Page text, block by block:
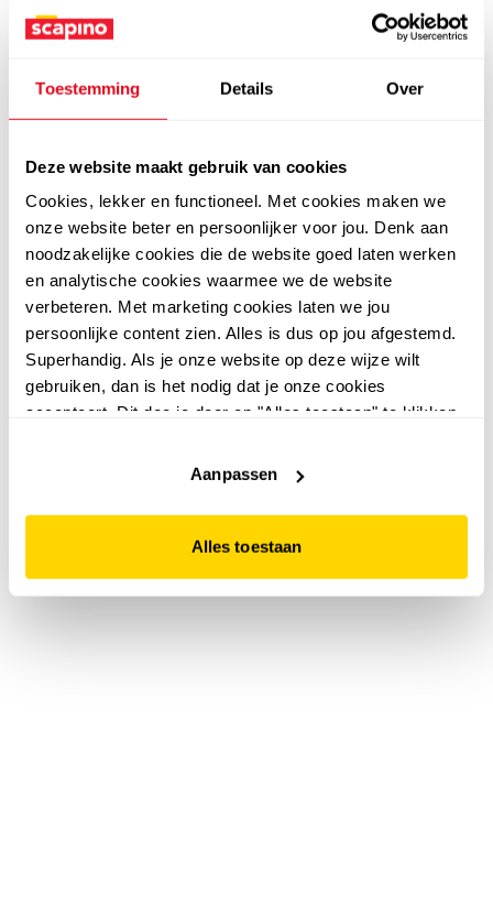
Toestemming Details Over
Deze website maakt gebruik van cookies
Cookies, lekker en functioneel. Met cookies maken we
onze website beter en persoonlijker voor jou. Denk aan
noodzakelijke cookies die de website goed laten werken
en analytische cookies waarmee we de website
verbeteren. Met marketing cookies laten we jou
persoonlijke content zien. Alles is dus op jou afgestemd.
Superhandig. Als je onze website op deze wijze wilt
gebruiken, dan is het nodig dat je onze cookies
accepteert. Dit doe je door op "Alles toestaan" te klikken.
website niet optimaal functioneert.
Aanpassen
Alles toestaan